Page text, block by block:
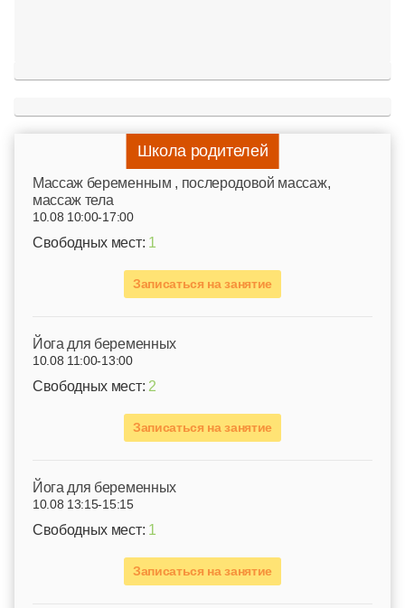
Школа родителей
Mассаж беременным , послеродовой массаж,
массаж тела
10.08 10:00-17:00
Свободных мест: 1
Записаться на занятие
Йога для беременных
10.08 11:00-13:00
Свободных мест: 2
Записаться на занятие
Йога для беременных
10.08 13:15-15:15
Свободных мест: 1
Записаться на занятие